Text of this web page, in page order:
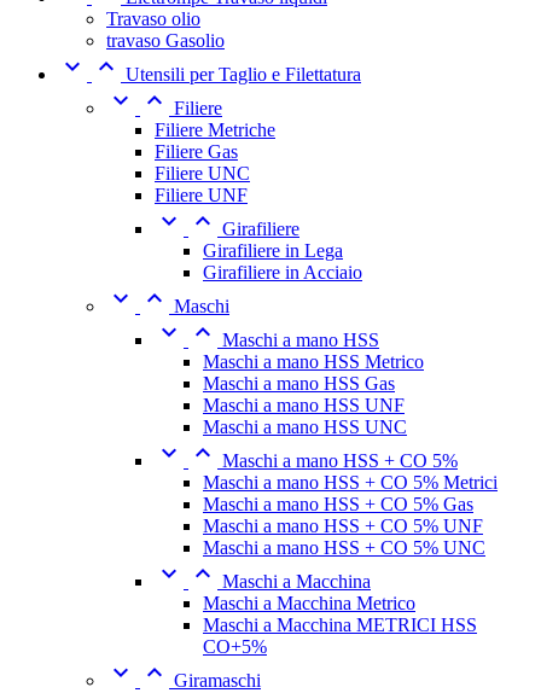
Travaso olio
travaso Gasolio
  Utensili per Taglio e Filettatura
  Filiere
Filiere Metriche
Filiere Gas
Filiere UNC
Filiere UNF
  Girafiliere
Girafiliere in Lega
Girafiliere in Acciaio
  Maschi
  Maschi a mano HSS
Maschi a mano HSS Metrico
Maschi a mano HSS Gas
Maschi a mano HSS UNF
Maschi a mano HSS UNC
  Maschi a mano HSS + CO 5%
Maschi a mano HSS + CO 5% Metrici
Maschi a mano HSS + CO 5% Gas
Maschi a mano HSS + CO 5% UNF
Maschi a mano HSS + CO 5% UNC
  Maschi a Macchina
Maschi a Macchina Metrico
Maschi a Macchina METRICI HSS
CO+5%
  Giramaschi